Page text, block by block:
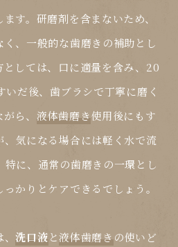
す。研磨剤を含まないため、
、一般的な歯磨きの補助とし
としては、口に適量を含み、20
だ後、歯ブラシで丁寧に磨く
ら、 液体歯磨き使用後にもす
気になる場合には軽く水で流
特に、通常の歯磨きの一環とし
かりとケアできるでしょう。
、洗口液と液体歯磨き の使いど